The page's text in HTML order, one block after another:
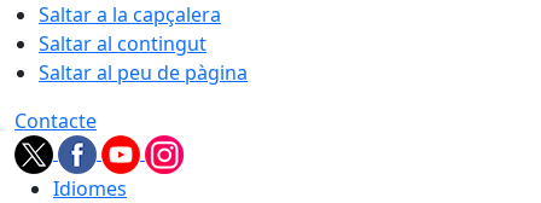
Saltar a la capçalera
Saltar al contingut
Saltar al peu de pàgina
Contacte
Idiomes